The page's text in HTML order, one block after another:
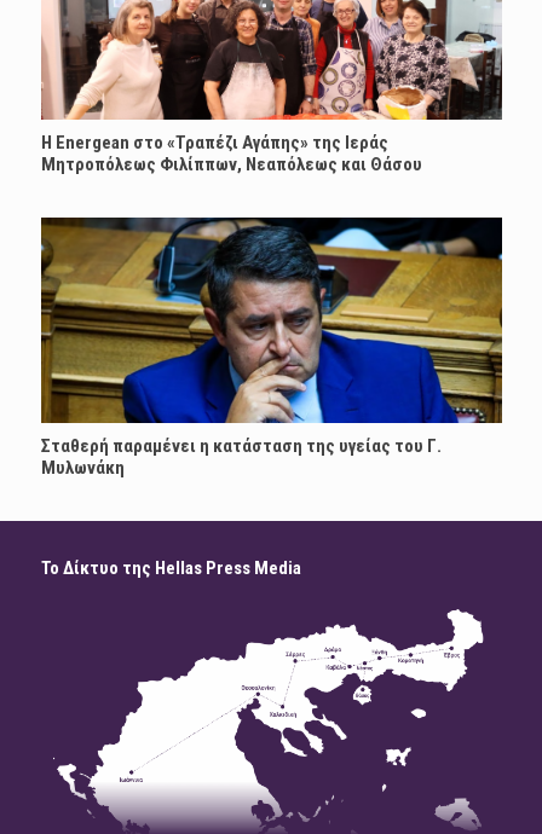
H Energean στο «Τραπέζι Αγάπης» της Ιεράς
Μητροπόλεως Φιλίππων, Νεαπόλεως και Θάσου
Σταθερή παραμένει η κατάσταση της υγείας του Γ.
Μυλωνάκη
Το Δίκτυο της Hellas Press Media